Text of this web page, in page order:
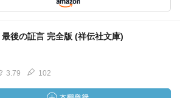
後の証言 完全版 (祥伝社文庫)
3.79 102